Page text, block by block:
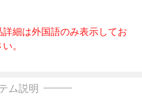
細は外国語のみ表示してお
。
ム説明